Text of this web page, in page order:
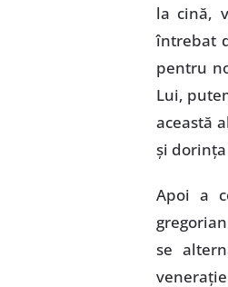
la cină,
întrebat
pentru
Lui,
această
şi
Apoi a
se